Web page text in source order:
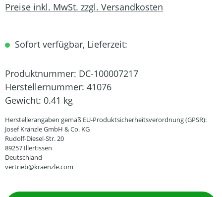
Preise inkl. MwSt. zzgl. Versandkosten
Sofort verfügbar, Lieferzeit:
Produktnummer: DC-100007217
Herstellernummer: 41076
Gewicht: 0.41 kg
Herstellerangaben gemäß EU-Produktsicherheitsverordnung (GPSR):
Josef Kränzle GmbH & Co. KG
Rudolf-Diesel-Str. 20
89257 Illertissen
Deutschland
vertrieb@kraenzle.com